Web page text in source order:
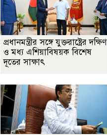
প্রধানমন্ত্রীর সঙ্গে যুক্তরাষ্ট্রের দক্ষিণ
ও মধ্য এশিয়াবিষয়ক বিশেষ
দূতের সাক্ষাৎ